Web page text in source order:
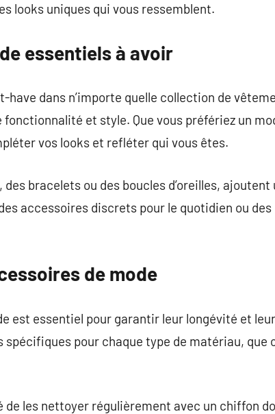
looks uniques qui vous ressemblent.
essentiels à avoir
dans n’importe quelle collection de
et style. Que vous préfériez un
vos looks et refléter qui vous êtes.
bracelets ou des boucles d’oreilles,
accessoires discrets pour le quotidien ou
de mode
est essentiel pour garantir leur longévité et
pour chaque type de matériau, que
de les nettoyer régulièrement avec un chiffon